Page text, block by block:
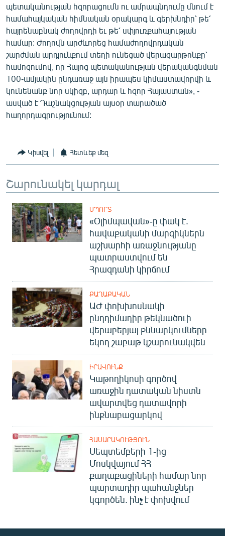
պետականության հզորացումն ու ամրապնդումը մնում է
համահայկական հիմնական օրակարգ և գերխնդիր՝ թե՛
հայրենաբնակ ժողովրդի եւ թե՛ սփյուռքահայության
համար: Ժողովն արժևորեց համաժողովրդական
շարժման արդյունքում տեղի ունեցած վերազարթոնքը՝
համոզումով, որ Հայոց պետականության վերականգնման
100-ամյակին ընդառաջ այն իրապես կիմաստավորվի և
կունենանք նոր սկիզբ, արդար և հզոր Հայաստան», -
ասված է Դաշնակցության այսօր տարածած
հաղորդագրությունում:
Կիսվել Հետևեք մեզ
Շարունակել կարդալ
ՍՊՈՐՏ
«Օլիմպավան»-ը փակ է.
հավաքականի մարզիկներն
աշխարհի առաջնությանը
պատրաստվում են
Հրազդանի կիրճում
ՔԱՂԱՔԱԿԱՆ
ԱԺ փոխխոսնակի
ընդդիմադիր թեկնածուի
վերաբերյալ քննարկումները
եկող շաբաթ կշարունակվեն
ԻՐԱՎՈՒՆՔ
Կաթողիկոսի գործով
առաջին դատական նիստն
ավարտվեց դատավորի
ինքնաբացարկով
ՀԱՍԱՐԱԿՈՒԹՅՈՒՆ
Սեպտեմբերի 1-ից
Մոսկվայում ՀՀ
քաղաքացիների համար նոր
պարտադիր պահանջներ
կգործեն. ինչ է փոխվում